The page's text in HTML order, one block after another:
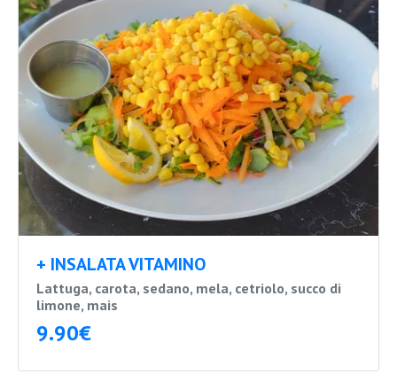
+ INSALATA VITAMINO
Lattuga, carota, sedano, mela, cetriolo, succo di
limone, mais
9.90€